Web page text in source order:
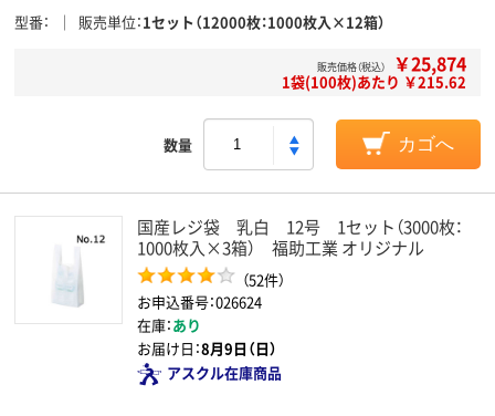
型番 販売単位 1セット（12000枚：1000枚入×12箱）
販売価格（税込） ￥25,874
1袋(100枚)あたり ￥215.62
数量 カゴへ
国産レジ袋 乳白 12号 1セット（3000枚：
1000枚入×3箱） 福助工業 オリジナル
（52件）
お申込番号：026624
在庫：あり
お届け日：8月9日（日）
アスクル在庫商品